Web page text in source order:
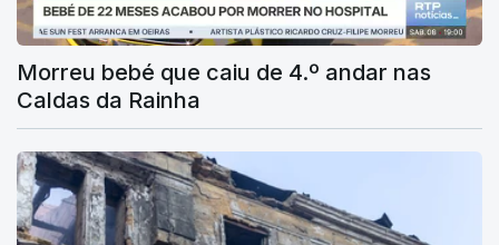
Morreu bebé que caiu de 4.º andar nas
Caldas da Rainha